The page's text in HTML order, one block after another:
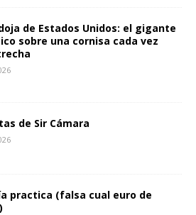
de Estados Unidos: el gigante
sobre una cornisa cada vez
de Sir Cámara
practica (falsa cual euro de